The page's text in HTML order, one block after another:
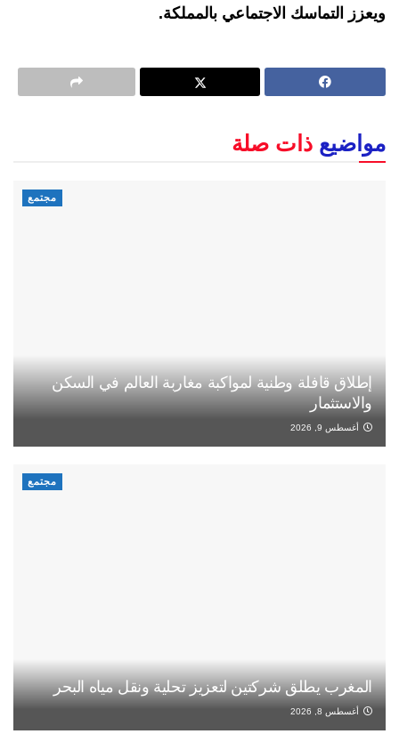
ويعزز التماسك الاجتماعي بالمملكة.
مواضيع ذات صلة
مجتمع
إطلاق قافلة وطنية لمواكبة مغاربة العالم في السكن
والاستثمار
أغسطس 9, 2026
مجتمع
المغرب يطلق شركتين لتعزيز تحلية ونقل مياه البحر
أغسطس 8, 2026